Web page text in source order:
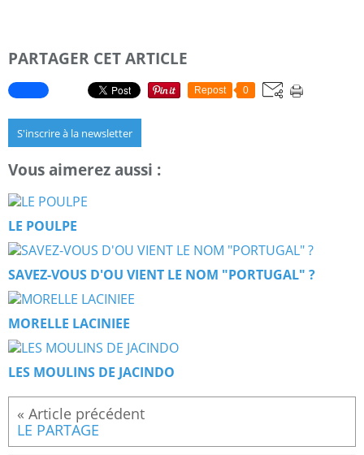
PARTAGER CET ARTICLE
Repost 0
S'inscrire à la newsletter
Vous aimerez aussi :
LE POULPE
SAVEZ-VOUS D'OU VIENT LE NOM "PORTUGAL" ?
MORELLE LACINIEE
LES MOULINS DE JACINDO
LE PARTAGE